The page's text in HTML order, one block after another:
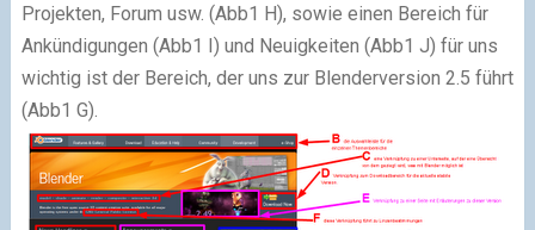
Projekten, Forum usw. (Abb1 H), sowie einen Bereich für
Ankündigungen (Abb1 I) und Neuigkeiten (Abb1 J) für uns
wichtig ist der Bereich, der uns zur Blenderversion 2.5 führt
(Abb1 G).